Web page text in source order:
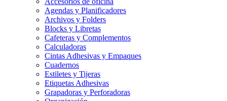
Agendas y Planificadores
Archivos y Folders
Blocks y Libretas
Cafeteras y Complementos
Calculadoras
Cintas Adhesivas y Empaques
Cuadernos
Estiletes y Tijeras
Etiquetas Adhesivas
Grapadoras y Perforadoras